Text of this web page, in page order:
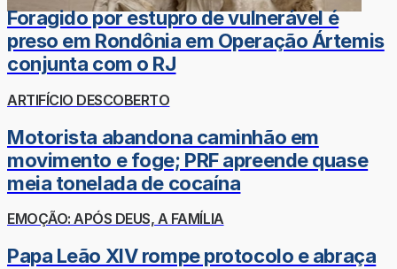
Foragido por estupro de vulnerável é
preso em Rondônia em Operação Ártemis
conjunta com o RJ
ARTIFÍCIO DESCOBERTO
Motorista abandona caminhão em
movimento e foge; PRF apreende quase
meia tonelada de cocaína
EMOÇÃO: APÓS DEUS, A FAMÍLIA
Papa Leão XIV rompe protocolo e abraça